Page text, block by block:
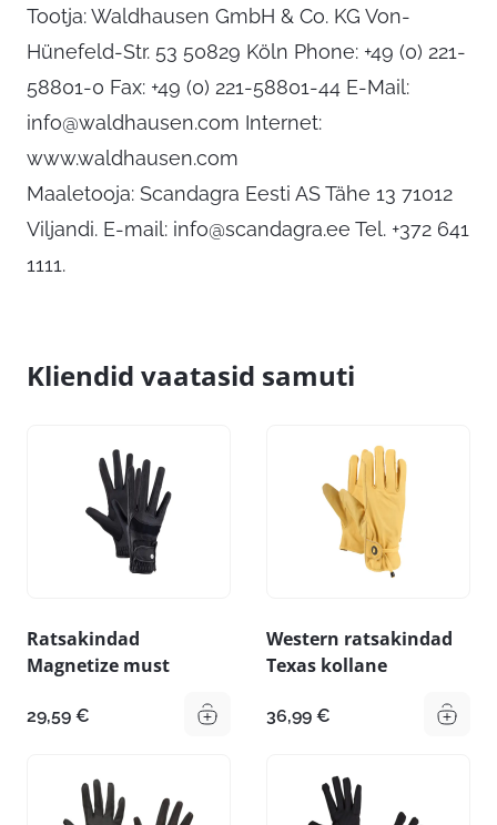
Tootja: Waldhausen GmbH & Co. KG Von-
Hünefeld-Str. 53 50829 Köln Phone: +49 (0) 221-
58801-0 Fax: +49 (0) 221-58801-44 E-Mail:
info@waldhausen.com Internet:
www.waldhausen.com
Maaletooja: Scandagra Eesti AS Tähe 13 71012
Viljandi. E-mail: info@scandagra.ee Tel. +372 641
1111.
Kliendid vaatasid samuti
Ratsakindad
Magnetize must
29,59 €
Western ratsakindad
Texas kollane
36,99 €